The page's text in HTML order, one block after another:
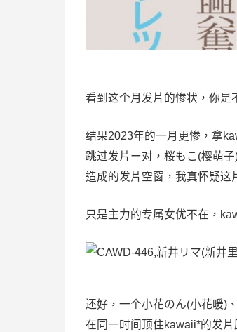
看到这个月发片的惨状，你是
结果2023年的一月更惨，拿
跳过发片ー对，桜もこ(樱萌
造成的发片空窗，我真怀疑
只是主力的专属女优不在，
还好，一个小花のん(小花暖)
在同一时间顶住kawaii*的发